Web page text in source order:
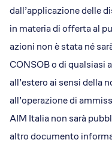
dall’applicazione delle
in materia di offerta al
azioni non è stata né
CONSOB o di qualsiasi
all’estero ai sensi della
all’operazione di
AIM Italia non sarà
altro documento